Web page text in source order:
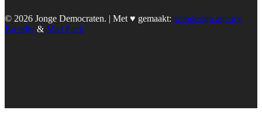
© 2026 Jonge Democraten. | Met ♥︎ gemaakt: webdesign agency
Brendly & Mad Pack